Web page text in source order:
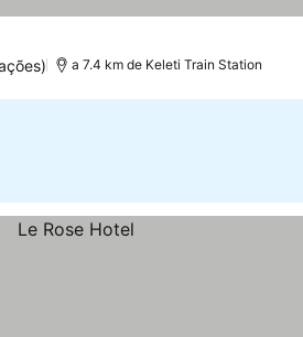
a 7.4 km de Keleti Train Station